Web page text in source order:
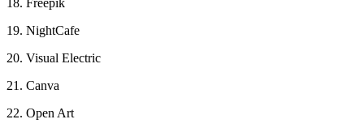
19. NightCafe
20. Visual Electric
21. Canva
22. Open Art